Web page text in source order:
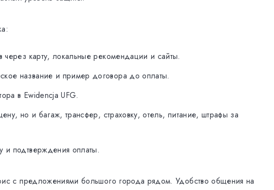
через карту, локальные рекомендации и сайты.
название и пример договора до оплаты.
в Ewidencja UFG.
но и багаж, трансфер, страховку, отель, питание, штрафы за
и подтверждения оплаты.
с предложениями большого города рядом. Удобство общения на